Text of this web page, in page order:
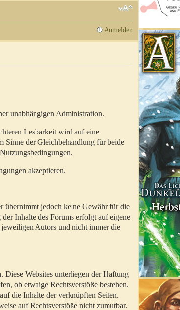
Anmelden
unabhängigen Administration.
Lesbarkeit wird auf eine
Sinne der Gleichbehandlung für beide
akzeptieren.
übernimmt jedoch keine Gewähr für die
Inhalte des Forums erfolgt auf eigene
Autors und nicht immer die
Websites unterliegen der Haftung
ob etwaige Rechtsverstöße bestehen.
die Inhalte der verknüpften Seiten.
auf Rechtsverstöße nicht zumutbar.